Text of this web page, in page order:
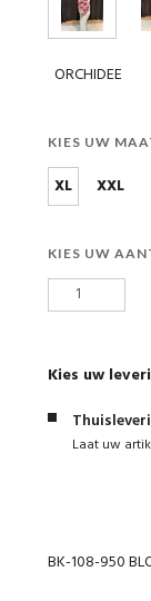
ORCHIDEE
KIES UW
XL XXL
KIES UW
Kies uw
Laat uw
BK-108-950